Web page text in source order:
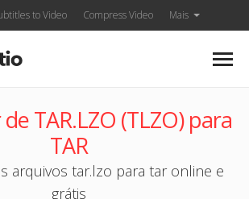
to Video Compress Video Mais
TAR.LZO (TLZO) para
TAR
arquivos tar.lzo para tar online e
grátis